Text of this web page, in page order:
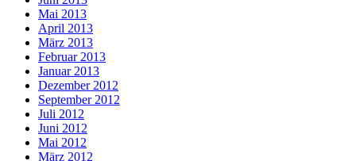
Mai 2013
April 2013
März 2013
Februar 2013
Januar 2013
Dezember 2012
September 2012
Juli 2012
Juni 2012
Mai 2012
März 2012